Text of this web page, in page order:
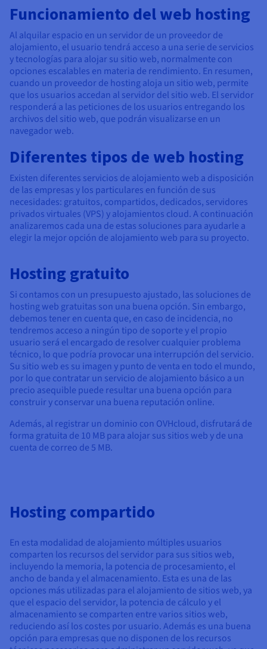
Funcionamiento del web hosting
Al alquilar espacio en un servidor de un proveedor de
alojamiento, el usuario tendrá acceso a una serie de servicios
y tecnologías para alojar su sitio web, normalmente con
opciones escalables en materia de rendimiento. En resumen,
cuando un proveedor de hosting aloja un sitio web, permite
que los usuarios accedan al servidor del sitio web. El servidor
responderá a las peticiones de los usuarios entregando los
archivos del sitio web, que podrán visualizarse en un
navegador web.
Diferentes tipos de web hosting
Existen diferentes servicios de alojamiento web a disposición
de las empresas y los particulares en función de sus
necesidades: gratuitos, compartidos, dedicados, servidores
privados virtuales (VPS) y alojamientos cloud. A continuación
analizaremos cada una de estas soluciones para ayudarle a
elegir la mejor opción de alojamiento web para su proyecto.
Hosting gratuito
Si contamos con un presupuesto ajustado, las soluciones de
hosting web gratuitas son una buena opción. Sin embargo,
debemos tener en cuenta que, en caso de incidencia, no
tendremos acceso a ningún tipo de soporte y el propio
usuario será el encargado de resolver cualquier problema
técnico, lo que podría provocar una interrupción del servicio.
Su sitio web es su imagen y punto de venta en todo el mundo,
por lo que contratar un servicio de alojamiento básico a un
precio asequible puede resultar una buena opción para
construir y conservar una buena reputación online.
Además, al registrar un dominio con OVHcloud, disfrutará de
forma gratuita de 10 MB para alojar sus sitios web y de una
cuenta de correo de 5 MB.
Hosting compartido
En esta modalidad de alojamiento múltiples usuarios
comparten los recursos del servidor para sus sitios web,
incluyendo la memoria, la potencia de procesamiento, el
ancho de banda y el almacenamiento. Esta es una de las
opciones más utilizadas para el alojamiento de sitios web, ya
que el espacio del servidor, la potencia de cálculo y el
almacenamiento se comparten entre varios sitios web,
reduciendo así los costes por usuario. Además es una buena
opción para empresas que no disponen de los recursos